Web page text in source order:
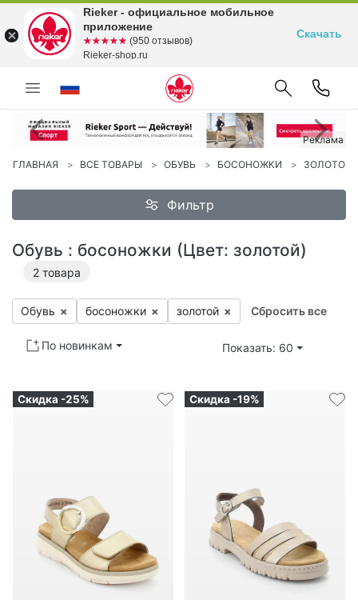
Реклама
Предыдущий
ГЛАВНАЯ ВСЕ ТОВАРЫ ОБУВЬ БОСОНОЖКИ ЗОЛОТОЙ
Фильтр
Обувь : босоножки (Цвет: золотой)
2 товара
Обувь × бо­сонож­ки × зо­лотой × Сбросить все
По новинкам Показать: 60
Скидка -25% Скидка -19%
Rieker - официальное мобильное
приложение
☆☆☆☆☆
★★★★★ (950 отзывов)
Rieker-shop.ru
Скачать